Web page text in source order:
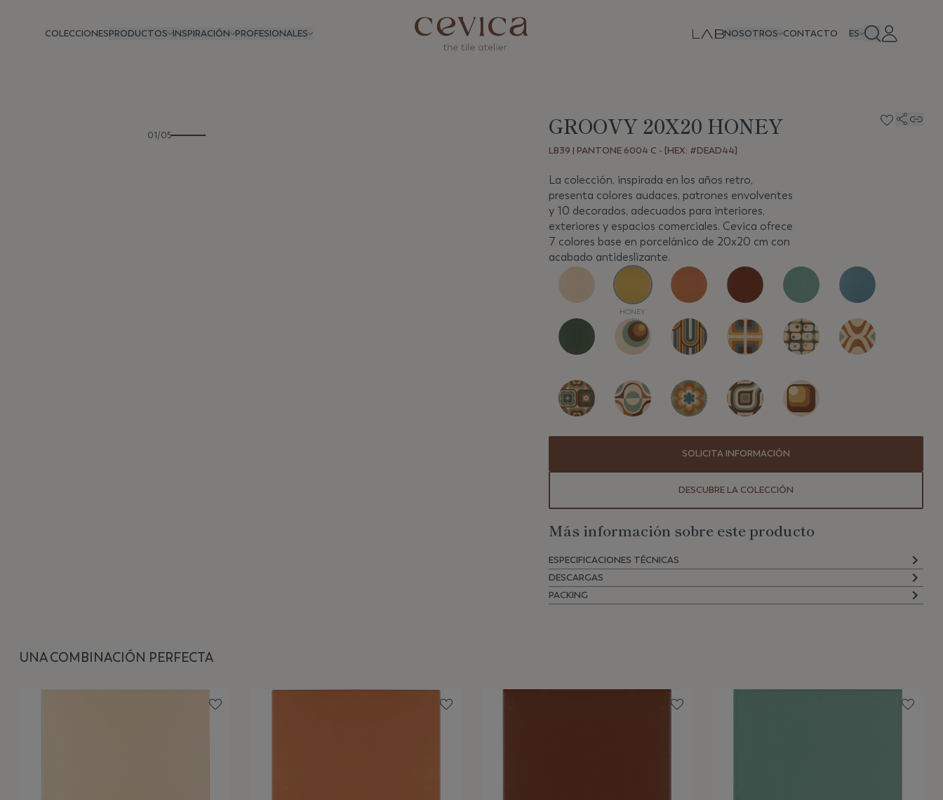
COLECCIONESPRODUCTOS INSPIRACIÓN PROFESIONALES NOSOTROS CONTACTO ES
01/05 GROOVY 20X20 HONEY
LB39 | PANTONE 6004 C - [HEX: #DEAD44]
La colección, inspirada en los años retro,
presenta colores audaces, patrones envolventes
y 10 decorados, adecuados para interiores,
exteriores y espacios comerciales. Cevica ofrece
7 colores base en porcelánico de 20x20 cm con
acabado antideslizante.
HONEY
SOLICITA INFORMACIÓN
DESCUBRE LA COLECCIÓN
Más información sobre este producto
ESPECIFICACIONES TÉCNICAS
DESCARGAS
PACKING
UNA COMBINACIÓN PERFECTA